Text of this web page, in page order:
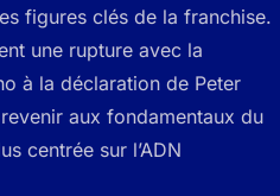
figures clés de la franchise.
une rupture avec la
à la déclaration de Peter
aux fondamentaux du
centrée sur l’ADN